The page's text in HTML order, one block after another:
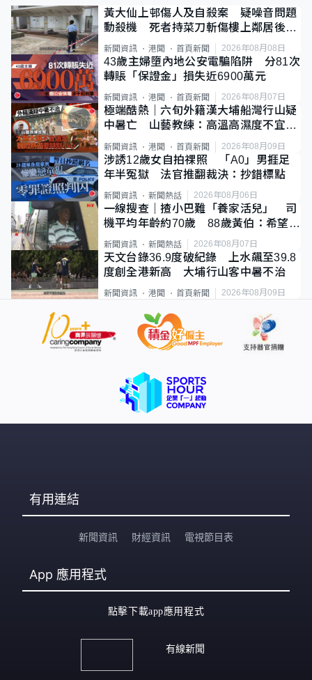
黃大仙上邨傷人及自殺案 疑噪音問題
動殺機 死者持菜刀斬傷樓上鄰居後墮
斃
新聞資訊 港聞 首頁新聞 2026年08月08日
43歲主婦墮內地公安電騙陷阱 分81次
轉賬「保證金」損失近6900萬元
新聞資訊 港聞 首頁新聞 2026年08月07日
極端酷熱｜六旬外籍漢大埔船灣行山疑
中暑亡 山藝教練：高溫高濕度不宜遠
新聞資訊 港聞 首頁新聞 2026年08月09日
涉誘12歲女自拍祼照 「A0」男捱足
年半冤獄 法官推翻裁決：抄錯標點
新聞資訊 新聞熱話 2026年08月06日
一線搜查｜揸小巴難「養家活兒」 司
機平均年齡約70歲 88歲黃伯：希望一
直揸落去
新聞資訊 新聞熱話 2026年08月07日
天文台錄36.9度破紀錄 上水飆至39.8
度創全港新高 大埔行山客中暑不治
新聞資訊 港聞 首頁新聞 2026年08月09日
有用連結
新聞資訊 財經資訊 電視節目表
App 應用程式
點擊下載app應用程式
有線新聞